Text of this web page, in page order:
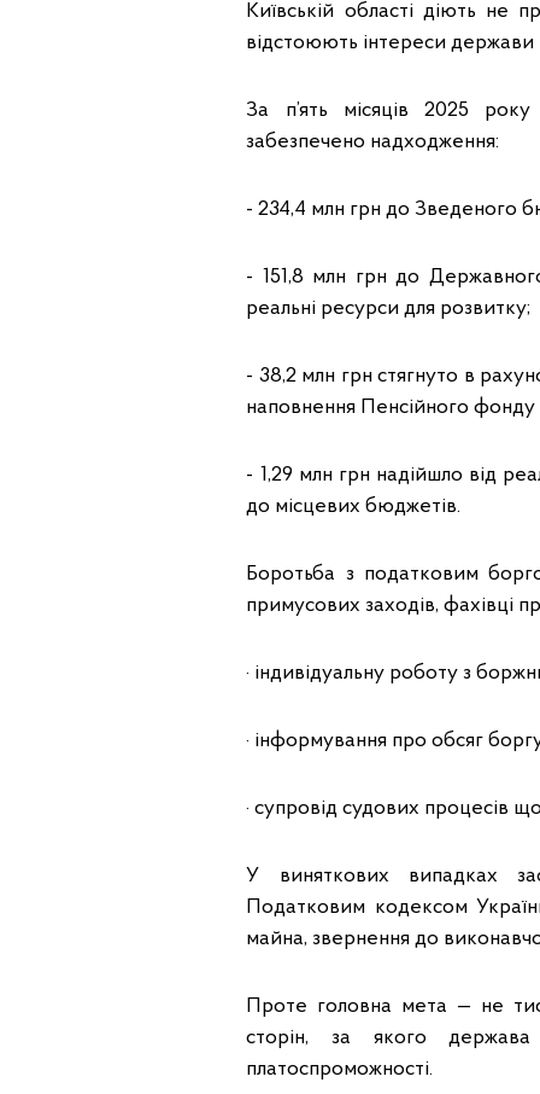
Київській області діють не
відстоюють інтереси держави
За п’ять місяців 2025 року
забезпечено надходження:
- 234,4 млн грн до Зведеного
- 151,8 млн грн до
реальні ресурси для розвитку;
- 38,2 млн грн стягнуто в
наповнення Пенсійного фонду
- 1,29 млн грн надійшло від
до місцевих бюджетів.
Боротьба з податковим
примусових заходів, фахівці
· індивідуальну роботу з
· інформування про обсяг
· супровід судових процесів
У виняткових випадках
Податковим кодексом
майна, звернення до
Проте головна мета — не
сторін, за якого
платоспроможності.